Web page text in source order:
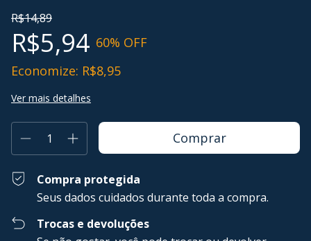
R$14,89
R$5,94 60% OFF
Economize: R$8,95
Ver mais detalhes
Compra protegida
Seus dados cuidados durante toda a compra.
Trocas e devoluções